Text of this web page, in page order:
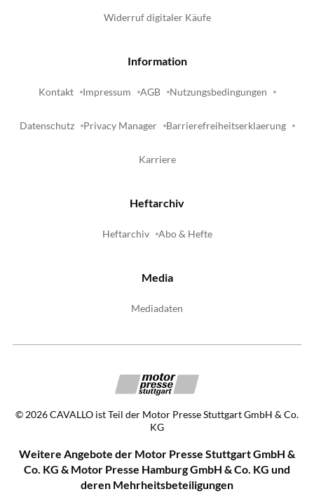
Widerruf digitaler Käufe
Information
Kontakt Impressum AGB Nutzungsbedingungen
Datenschutz Privacy Manager Barrierefreiheitserklaerung
Karriere
Heftarchiv
Heftarchiv Abo & Hefte
Media
Mediadaten
© 2026CAVALLO ist Teil der Motor Presse Stuttgart GmbH & Co.
KG
Weitere Angebote der Motor Presse Stuttgart GmbH &
Co. KG & Motor Presse Hamburg GmbH & Co. KG und
deren Mehrheitsbeteiligungen